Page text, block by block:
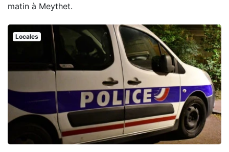
matin à Meythet.
Locales